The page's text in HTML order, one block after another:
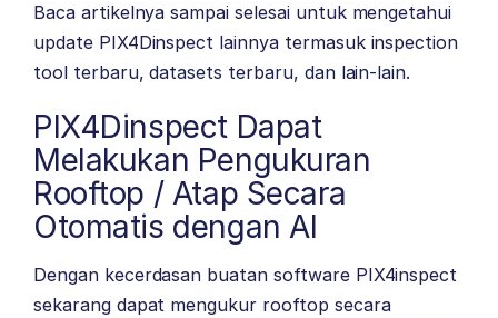
Baca artikelnya sampai selesai untuk mengetahui
update PIX4Dinspect lainnya termasuk inspection
tool terbaru, datasets terbaru, dan lain-lain.
PIX4Dinspect Dapat
Melakukan Pengukuran
Rooftop / Atap Secara
Otomatis dengan AI
Dengan kecerdasan buatan software PIX4inspect
sekarang dapat mengukur rooftop secara